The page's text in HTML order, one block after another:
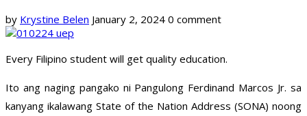
by Krystine Belen January 2, 2024 0 comment
Every Filipino student will get quality education.
Ito ang naging pangako ni Pangulong Ferdinand Marcos Jr. sa
kanyang ikalawang State of the Nation Address (SONA) noong